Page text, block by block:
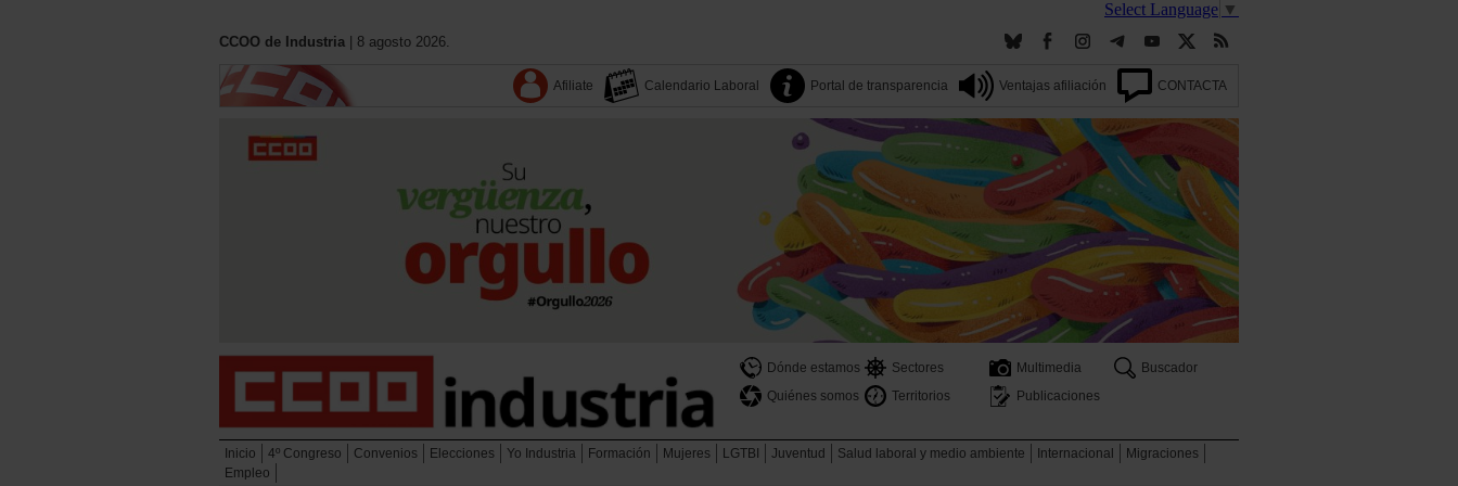
Select Language ▼
CCOO de Industria | 8 agosto 2026.
Afiliate Calendario Laboral Portal de transparencia Ventajas afiliación CONTACTA
Dónde estamos Sectores Multimedia
Buscador
Quiénes somos
Territorios Publicaciones
Inicio 4º Congreso Convenios Elecciones Yo Industria Formación Mujeres LGTBI Juventud Salud laboral y medio ambiente Internacional
Migraciones
Empleo